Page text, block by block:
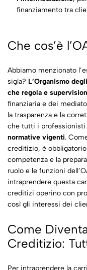
finanziamento tra
Che cos’è
Abbiamo menzionato
sigla? L’Organismo
che regola e
finanziaria e dei
la trasparenza e la
che tutti i professionisti
normative vigenti.
creditizio, è obbligatorio
competenza e la
ruolo e le funzioni
intraprendere questa
creditizi operino con
così gli interessi dei
Come
Creditizio: